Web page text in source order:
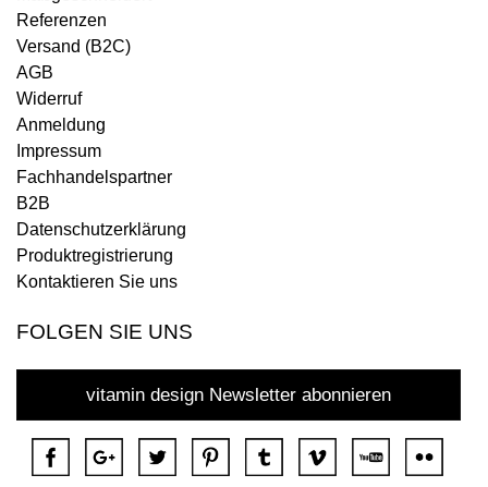
Referenzen
Versand (B2C)
AGB
Widerruf
Anmeldung
Impressum
Fachhandelspartner
B2B
Datenschutzerklärung
Produktregistrierung
Kontaktieren Sie uns
FOLGEN SIE UNS
vitamin design Newsletter abonnieren